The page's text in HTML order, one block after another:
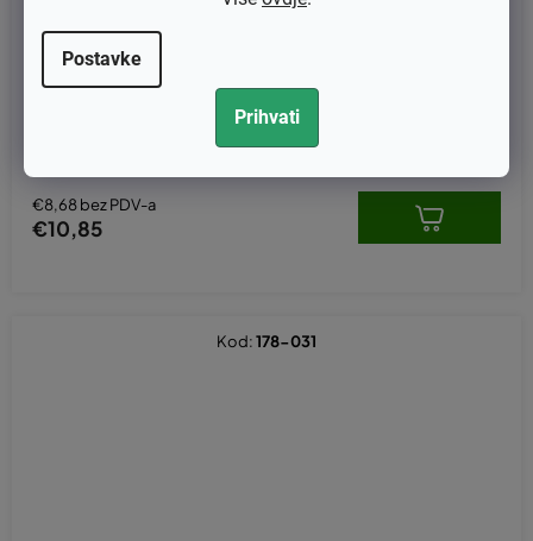
Postavke
Prihvati
Čep ulja Stihl MS210, MS230, MS250, MS260 original 00003500
537
€8,68 bez PDV-a
€10,85
Kod:178-031